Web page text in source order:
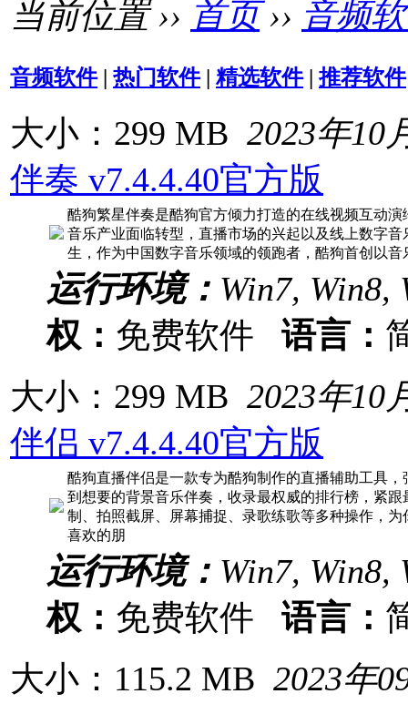
当前位置 ›› 首页›› 音频
音频软件| 热门软件| 精选软件| 推荐软件
大小：299 MB 2023年10
伴奏 v7.4.4.40官方版
酷狗繁星伴奏是酷狗官方倾力打造的在线视频互动
音乐产业面临转型，直播市场的兴起以及线上数字
生，作为中国数字音乐领域的领跑者，酷狗首创以
运行环境： Win7, Win8,
权： 免费软件 语言：
大小：299 MB 2023年10
伴侣 v7.4.4.40官方版
酷狗直播伴侣是一款专为酷狗制作的直播辅助工具
到想要的背景音乐伴奏，收录最权威的排行榜，紧
制、拍照截屏、屏幕捕捉、录歌练歌等多种操作，
喜欢的朋
运行环境： Win7, Win8,
权： 免费软件 语言：
大小：115.2 MB 2023年